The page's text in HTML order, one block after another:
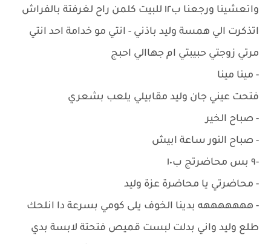
واتعشينا ورجعنا ب١٢ للبيت كلمن راح لغرفتة بالفراش
اتذكرت الي همسة وليد باذني - انتي مو خدامة احد انتي
مرتي زوجتي حبيبتي ام جهاالي احبج
- مينا مينا
فتحت عيني جان وليد مقابيلي يلعب بشعري
- صباح الخير
- صباح النور ساعة ابيش
-٩ بس محاضرتج ب١٠
- محاضرتي يا محاضرة عزة وليد
- هههههههه بدينا الخوف يلى كومي بسرعة دا انلحك
طلع وليد واني بدلت لبست قميص فتحتة لابسة بدي